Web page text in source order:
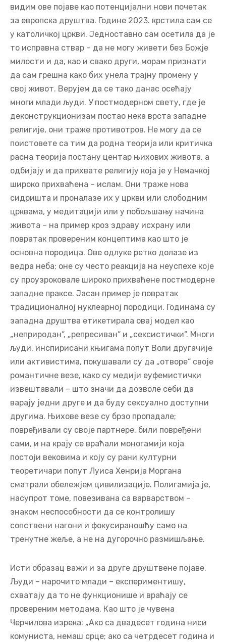
видим ове појаве као потенцијални нови почетак
за европска друштва. Године 2023. крстила сам се
у католичкој цркви. Једноставно сам осетила да је
то исправна ствар – да не могу живети без Божје
милости и да, као и свако други, морам признати
да сам грешна како бих унела трајну промену у
свој живот. Верујем да се тако данас осећају
многи млади људи. У постмодерном свету, где је
деконструкционизам постао нека врста западне
религије, они траже противотров. Не могу да се
поистовете са тим да родна теорија или критичка
расна теорија постану центар њихових живота, а
одбијају и да прихвате религију која је у Немачкој
широко прихваћена – ислам. Они траже нова
сидришта и проналазе их у цркви или слободним
црквама, у медитацији или у побољшању начина
живота – на пример кроз здраву исхрану или
повратак провереним концептима као што је
основна породица. Ове одлуке ретко долазе из
ведра неба; оне су често реакција на неуспехе које
су проузроковале широко прихваћене постмодерне
западне праксе. Јасан пример је повратак
традиционалној нуклеарној породици. Годинама су
западна друштва етикетирала овај модел као
„неприродан“, „репресиван“ и „сексистички“. Многи
људи, инспирисани књигама попут Воли другачије
или активистима, покушавали су да „отворе“ своје
романтичне везе, како су медији еуфемистички
извештавали – што значи да дозволе себи да
варају једни друге и да буду сексуално доступни
другима. Њихове везе су брзо пропадале;
повређивали су своје партнере, били повређени
сами, и на крају се враћали моногамији која
постоји вековима и коју су рани културни
теоретичари попут Луиса Хенрија Моргана
сматрали обележјем цивилизације. Полигамија је,
насупрот томе, повезивана са варварством –
знаком неспособности да се контролишу
сопствени нагони и фокусираношћу само на
тренутне жеље, а не на дугорочно размишљање.
Исти образац важи и за друге друштвене појаве.
Људи – нарочито млади – експериментишу,
схватају да то не функционише и враћају се
провереним методама. Као што је чувена
Черчилова изрека: „Ако са двадесет година ниси
комуниста, немаш срце; ако са четрдесет година и